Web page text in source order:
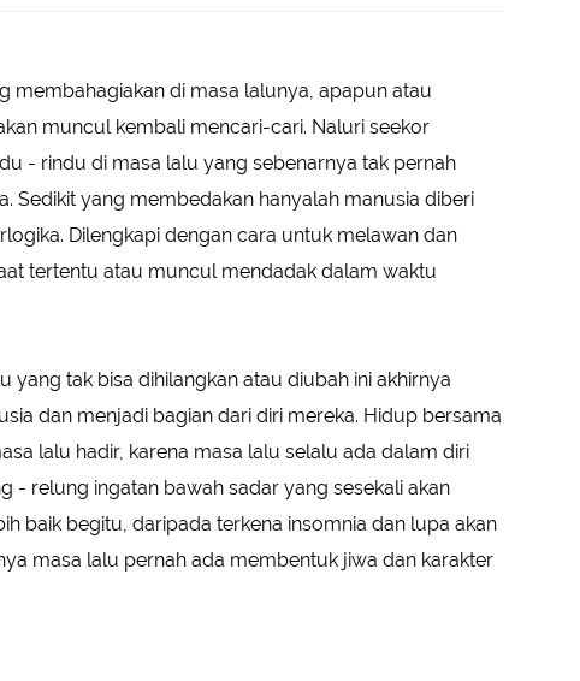
membahagiakan di masa lalunya, apapun atau
muncul kembali mencari-cari. Naluri seekor
- rindu di masa lalu yang sebenarnya tak pernah
Sedikit yang membedakan hanyalah manusia diberi
Dilengkapi dengan cara untuk melawan dan
tertentu atau muncul mendadak dalam waktu
yang tak bisa dihilangkan atau diubah ini akhirnya
dan menjadi bagian dari diri mereka. Hidup bersama
lalu hadir, karena masa lalu selalu ada dalam diri
- relung ingatan bawah sadar yang sesekali akan
baik begitu, daripada terkena insomnia dan lupa akan
masa lalu pernah ada membentuk jiwa dan karakter